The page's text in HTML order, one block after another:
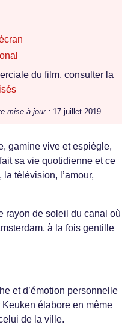
du film, consulter la
mise à jour : 17 juillet 2019
gamine vive et espiègle,
sa vie quotidienne et ce
télévision, l’amour,
rayon de soleil du canal où
à la fois gentille
et d’émotion personnelle
élabore en même
de la ville.